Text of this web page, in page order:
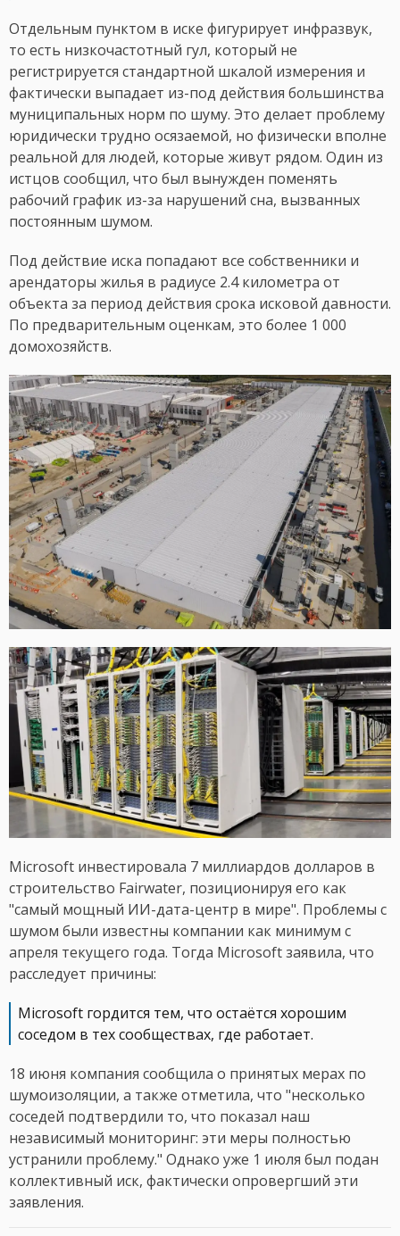
Отдельным пунктом в иске фигурирует инфразвук,
то есть низкочастотный гул, который не
регистрируется стандартной шкалой измерения и
фактически выпадает из-под действия большинства
муниципальных норм по шуму. Это делает проблему
юридически трудно осязаемой, но физически вполне
реальной для людей, которые живут рядом. Один из
истцов сообщил, что был вынужден поменять
рабочий график из-за нарушений сна, вызванных
постоянным шумом.
Под действие иска попадают все собственники и
арендаторы жилья в радиусе 2.4 километра от
объекта за период действия срока исковой давности.
По предварительным оценкам, это более 1 000
домохозяйств.
Microsoft инвестировала 7 миллиардов долларов в
строительство Fairwater, позиционируя его как
"самый мощный ИИ-дата-центр в мире". Проблемы с
шумом были известны компании как минимум с
апреля текущего года. Тогда Microsoft заявила, что
расследует причины:
Microsoft гордится тем, что остаётся хорошим
соседом в тех сообществах, где работает.
18 июня компания сообщила о принятых мерах по
шумоизоляции, а также отметила, что "несколько
соседей подтвердили то, что показал наш
независимый мониторинг: эти меры полностью
устранили проблему." Однако уже 1 июля был подан
коллективный иск, фактически опровергший эти
заявления.